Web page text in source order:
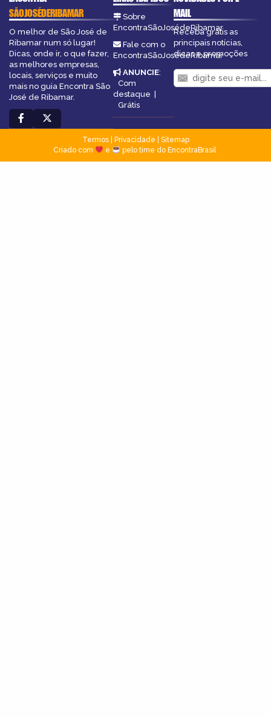
SÃOJOSÉDERIBAMAR
O melhor de São José de
Ribamar num só lugar!
Dicas, onde ir, o que fazer,
as melhores empresas,
locais, serviços e muito
mais no guia Encontra São
José de Ribamar.
Sobre
EncontraSãoJosédeRibamar
Fale com o
EncontraSãoJosédeRibamar
ANUNCIE:
Com
destaque
Grátis
MAIL
Receba grátis as
principais notícias,
dicas e promoções
Termos| Privacidade
Sitemap
Criado com
e pelo time do EncontraBrasil